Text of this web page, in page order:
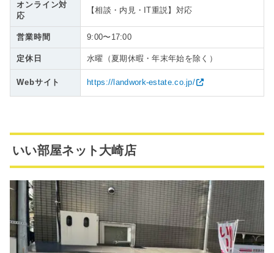
オンライン対
応
【相談・内見・IT重説】対応
営業時間 9:00〜17:00
定休日 水曜（夏期休暇・年末年始を除く）
Webサイト https://landwork-estate.co.jp/
いい部屋ネット大崎店